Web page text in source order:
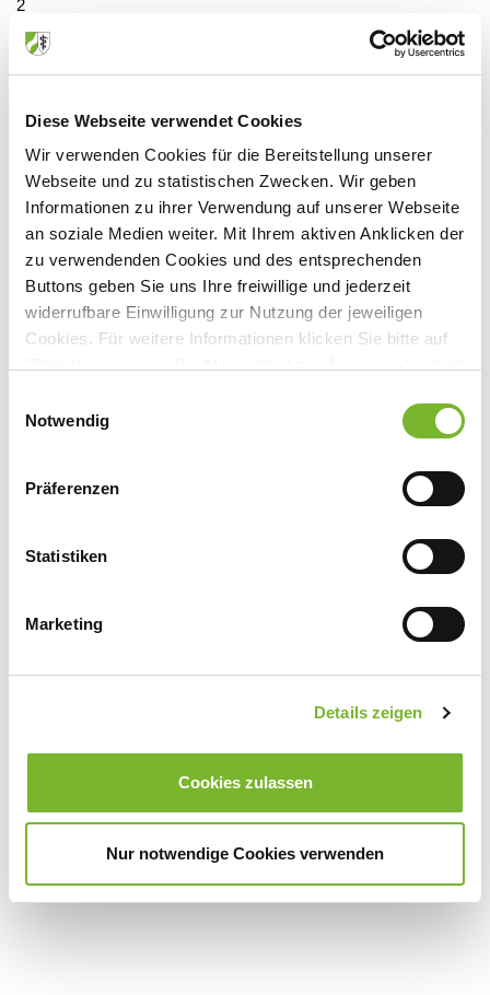
Diese Webseite verwendet Cookies
Wir verwenden Cookies für die Bereitstellung unserer
Webseite und zu statistischen Zwecken. Wir geben
Informationen zu ihrer Verwendung auf unserer Webseite
an soziale Medien weiter. Mit Ihrem aktiven Anklicken der
zu verwendenden Cookies und des entsprechenden
Buttons geben Sie uns Ihre freiwillige und jederzeit
widerrufbare Einwilligung zur Nutzung der jeweiligen
Cookies. Für weitere Informationen klicken Sie bitte auf
Datenschutzerklärung
Notwendig
Präferenzen
Statistiken
Marketing
Details zeigen
Cookies zulassen
Nur notwendige Cookies verwenden
2
gesponsert:
Ja
gebührenfrei, Anmeldung erforderlich
Veranstaltungsort:
Leonardo Royal - Am Stadtwald
Dürener Straße 287, 50935 Köln
Anbieter:
Janssen-Cilag GmbH
Frau Temiz